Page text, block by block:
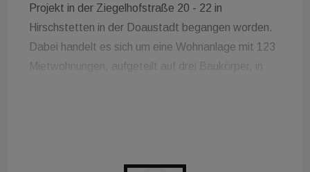
Projekt in der Ziegelhofstraße 20 - 22 in
Hirschstetten in der Doaustadt begangen worden.
Dabei handelt es sich um eine Wohnanlage mit 123
Mietwohnungen, aufgeteilt auf drei Baukörper, in